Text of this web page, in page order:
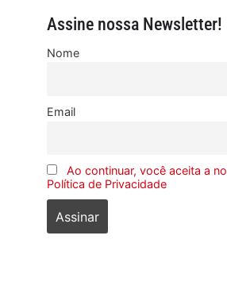
Assine nossa Newsletter!
Nome
Email
Ao continuar, você aceita a
Política de Privacidade